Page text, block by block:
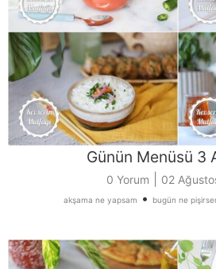
Günün Menüsü 3
0 Yorum 02
akşama ne yapsam • bugün ne